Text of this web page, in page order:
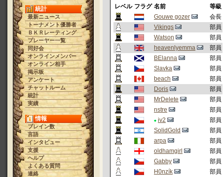
統計
最新ニュース
トーナメント優勝者
ＢＫＲレーティング
プレーヤー一覧
同好会
オンラインメンバー
オンライン相手
掲示板
アンケート
チャットルーム
統計
実績
情報
ブレイン数
言語
インタビュー
支援
ヘルプ
よくある質問
連絡
レベル フラグ 名前
等級
Gouwe gozer
会長
Vikings
部員
Watson
部員
heavenlyemma
部員
BElanna
部員
Slavka
部員
beach
部員
Doris
部員
MrDelete
部員
nstre
部員
iv2
部員
SolidGold
部員
arpa
部員
oldhamgirl
部員
Gabby
部員
H0nzík
部員